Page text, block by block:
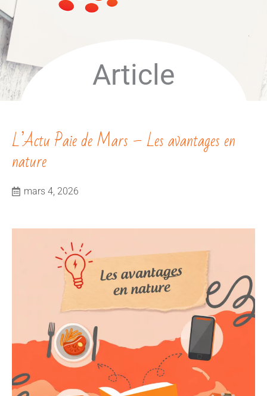
Article
L’Actu Paie de Mars – Les avantages en
nature
mars 4, 2026